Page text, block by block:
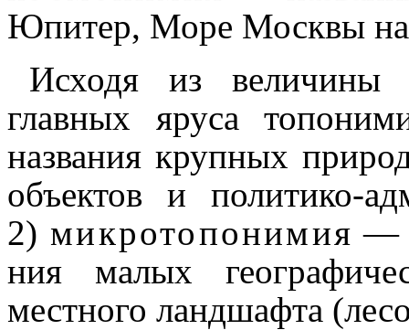
Юпитер, Море Москвы на
Исходя из величины
главных яруса
названия крупных
объектов и политико-
2) микро­то­по­ни­мия —
ния малых
местного ландшафта